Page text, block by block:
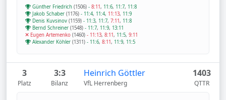
Günther Friedrich (1506) - 8:11, 11:6, 11:7, 11:8
Jakob Schaber (1176) - 11:4, 11:4, 11:13, 11:9
Denis Kuvsinov (1159) - 11:3, 11:7, 7:11, 11:8
Bernd Schreiner (1548) - 11:7, 11:9, 13:11
Eugen Artemenko (1460) - 11:13, 8:11, 11:5, 9:11
Alexander Köhler (1311) - 11:6, 8:11, 11:9, 11:5
3
Platz
3:3
Bilanz
Heinrich Göttler
VfL Herrenberg
1403
QTTR